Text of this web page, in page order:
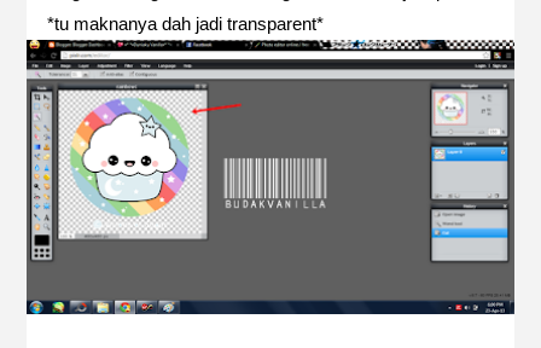
*tu maknanya dah jadi transparent*